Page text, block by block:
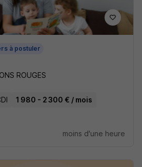
à postuler
ROUGES
1 980 - 2 300 € / mois
moins d'une heure